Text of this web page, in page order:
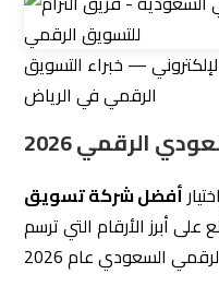
— خبراء التسويق
الرقمي في الرياض
الرقمي 2026
أفضل شركة تسويق
على أبرز الأرقام التي ترسم